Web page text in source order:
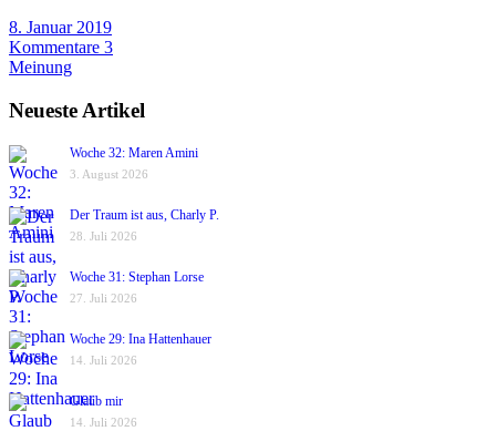
8. Januar 2019
Kommentare 3
Meinung
Neueste Artikel
Woche 32: Maren Amini
3. August 2026
Der Traum ist aus, Charly P.
28. Juli 2026
Woche 31: Stephan Lorse
27. Juli 2026
Woche 29: Ina Hattenhauer
14. Juli 2026
Glaub mir
14. Juli 2026